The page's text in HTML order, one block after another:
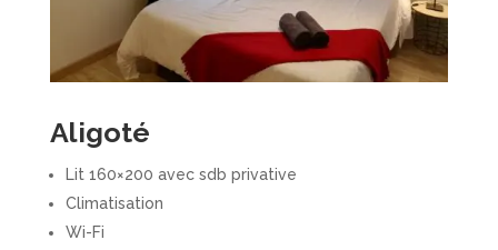
Aligoté
Lit 160×200 avec sdb privative
Climatisation
Wi-Fi